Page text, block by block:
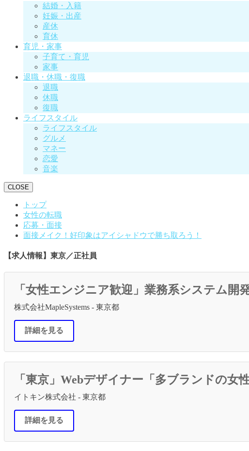
結婚・入籍
妊娠・出産
産休
育休
育児・家事
子育て・育児
家事
退職・休職・復職
退職
休職
復職
ライフスタイル
ライフスタイル
グルメ
マネー
恋愛
音楽
CLOSE
トップ
女性の転職
応募・面接
面接メイク！好印象はアイシャドウで勝ち取ろう！
【求人情報】東京／正社員
「女性エンジニア歓迎」業務系システム
株式会社MapleSystems - 東京都
詳細を見る
「東京」Webデザイナー「多ブランドの女
イトキン株式会社 - 東京都
詳細を見る